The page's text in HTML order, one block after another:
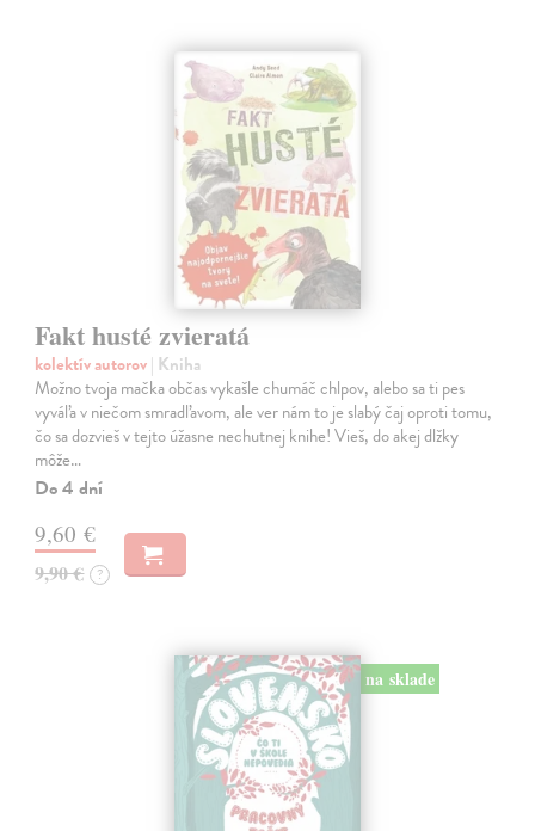
Fakt husté zvieratá
kolektív autorov| Kniha
Možno tvoja mačka občas vykašle chumáč chlpov, alebo sa ti pes
vyváľa v niečom smradľavom, ale ver nám to je slabý čaj oproti tomu,
čo sa dozvieš v tejto úžasne nechutnej knihe! Vieš, do akej dlžky
môže…
Do 4 dní
9,60 €
9,90 € ?
na sklade